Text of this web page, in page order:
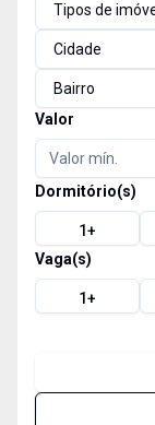
Tipos de
Cidade
Bairro
Valor
Dormitório(s)
1+
Vaga(s)
1+